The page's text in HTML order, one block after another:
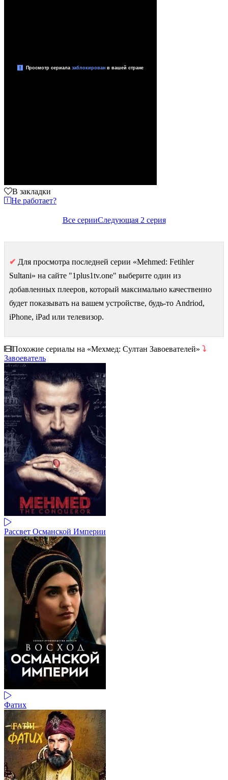
В закладки
Не работает?
Все серииСледующая 2 серия
✔ Для просмотра последней серии «Mehmed: Fetihler
Sultani» на сайте "1plus1tv.one" выберите один из
добавленных плееров, который максимально качественно
будет показывать на вашем устройстве, будь-то Andriod,
iPhone, iPad или телевизор.
Похожие сериалы на «Мехмед: Султан Завоевателей» ⤵
Завоеватель
Рассвет Османской Империи
Фатих